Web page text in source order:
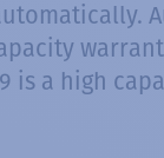
is a high